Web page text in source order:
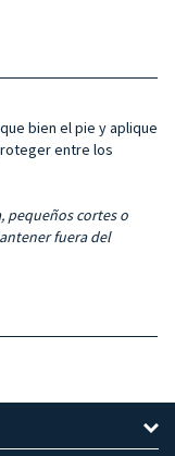
bien el pie y aplique
entre los
pequeños cortes o
fuera del